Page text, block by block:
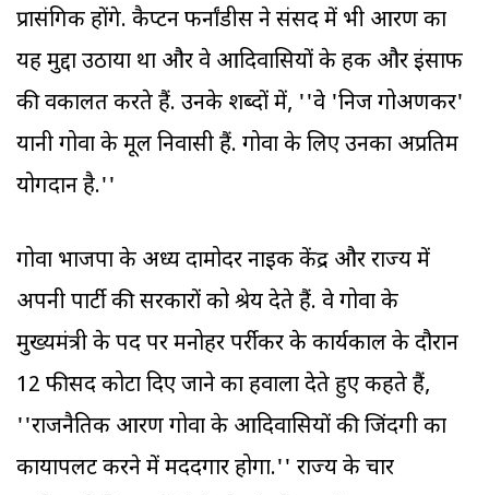
प्रासंगिक होंगे. कैप्टन फर्नांडीस ने संसद में भी आरक्षण का
यह मुद्दा उठाया था और वे आदिवासियों के हक और इंसाफ
की वकालत करते हैं. उनके शब्दों में, ''वे 'निज गोअणकर'
यानी गोवा के मूल निवासी हैं. गोवा के लिए उनका अप्रतिम
योगदान है.''
गोवा भाजपा के अध्यक्ष दामोदर नाइक केंद्र और राज्य में
अपनी पार्टी की सरकारों को श्रेय देते हैं. वे गोवा के
मुख्यमंत्री के पद पर मनोहर पर्रीकर के कार्यकाल के दौरान
12 फीसद कोटा दिए जाने का हवाला देते हुए कहते हैं,
''राजनैतिक आरक्षण गोवा के आदिवासियों की जिंदगी का
कायापलट करने में मददगार होगा.'' राज्य के चार